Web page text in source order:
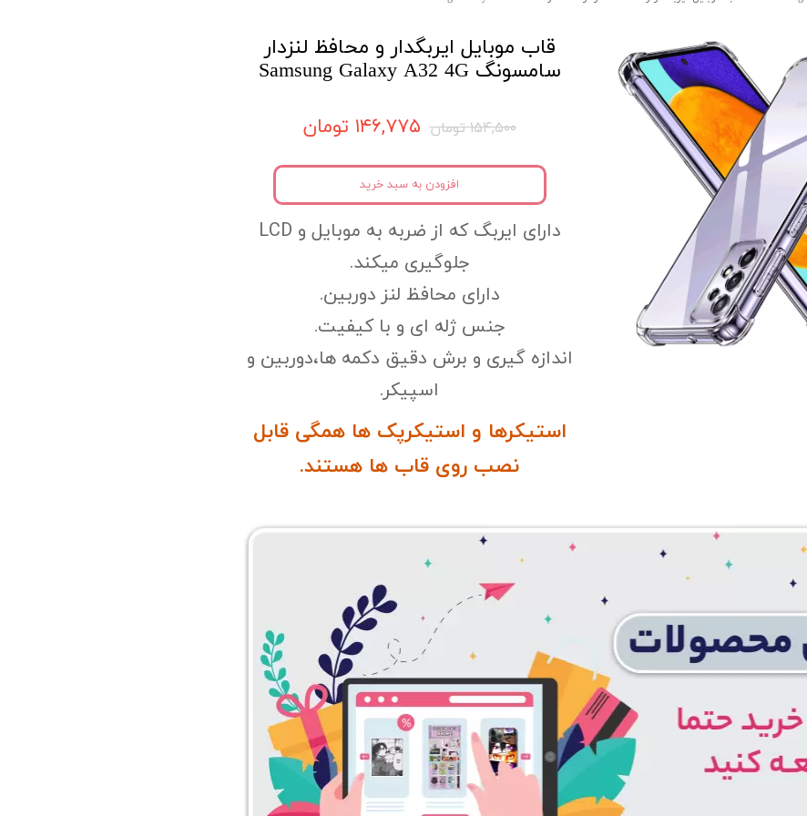
قاب موبایل ایربگدار و محافظ لنزدار
سامسونگ Samsung Galaxy A32 4G
۱۵۴,۵۰۰ تومان ۱۴۶,۷۷۵ تومان
دارای ایربگ که از ضربه به موبایل
و LCD
جلوگیری میکند.
دارای محافظ لنز دوربین.
جنس ژله ای و با کیفیت.
اندازه گیری و برش دقیق دکمه ها،دوربین و
اسپیکر.
استیکرها و استیکرپک ها همگی قابل
نصب روی قاب ها هستند.
افزودن به سبد خرید